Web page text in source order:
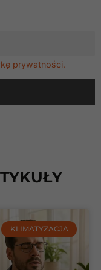
prywatności.
KLIMATYZACJA